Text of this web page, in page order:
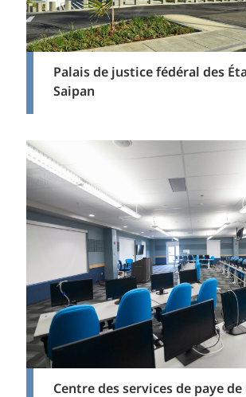
Palais de justice fédéral des
Saipan
Centre des services de paye de